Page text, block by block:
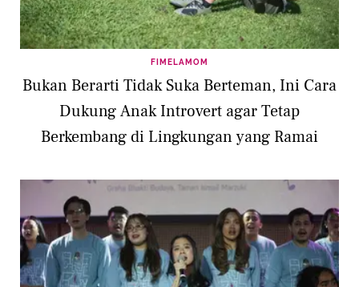
FIMELAMOM
Bukan Berarti Tidak Suka Berteman, Ini Cara
Dukung Anak Introvert agar Tetap
Berkembang di Lingkungan yang Ramai